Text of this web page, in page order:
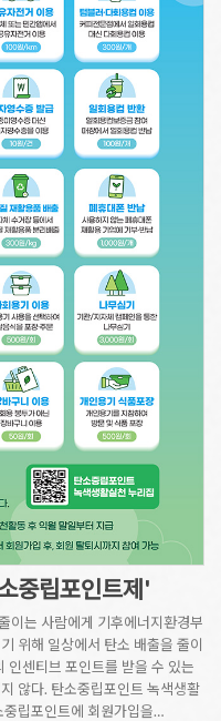
중립포인트제'
이는 사람에게 기후에너지환경부
위해 일상에서 탄소 배출을 줄이
인센티브 포인트를 받을 수 있는
않다. 탄소중립포인트 녹색생활
립포인트에 회원가입을…